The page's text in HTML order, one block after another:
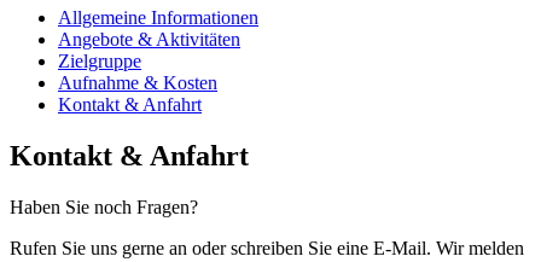
Allgemeine Informationen
Angebote & Aktivitäten
Zielgruppe
Aufnahme & Kosten
Kontakt & Anfahrt
Kontakt & Anfahrt
Haben Sie noch Fragen?
Rufen Sie uns gerne an oder schreiben Sie eine E-Mail. Wir melden